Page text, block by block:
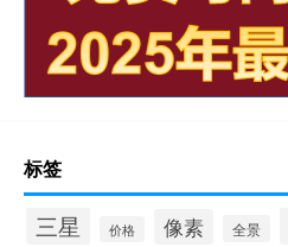
标签
三星 价格 像素 全景